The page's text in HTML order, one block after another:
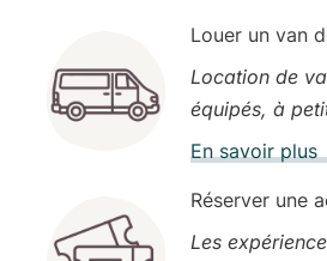
Louer un van
Location de
équipés, à
En savoir
Réserver une
Les